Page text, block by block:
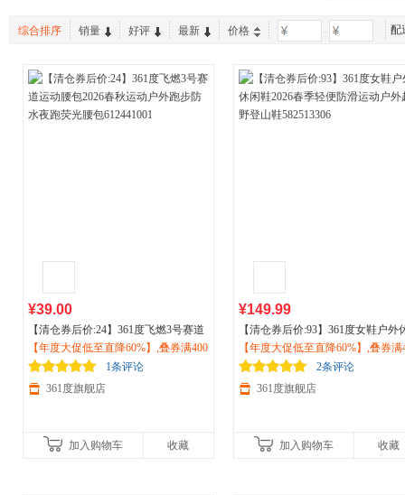
训练服
无帽夹克
船袜
七分裤
斜挎包
无帽卫
短裤
空顶帽
综合排序 销量 好评 最新 价格 - 配
¥39.00
【清仓券后价:24】361度飞燃3号赛道
运动腰包2026春秋运动户外跑步防水
夜跑荧光腰包612441001
【年度大促低至直降60%】,叠券满400
减150/600减230,立即抢购！
1条评论
361度旗舰店
加入购物车 收藏
¥149.99
【清仓券后价:93】361度女鞋户外
闲鞋2026春季轻便防滑运动户外越
登山鞋582513306
【年度大促低至直降60%】,叠券满
减150/600减230,立即抢购！
2条评论
361度旗舰店
加入购物车 收藏